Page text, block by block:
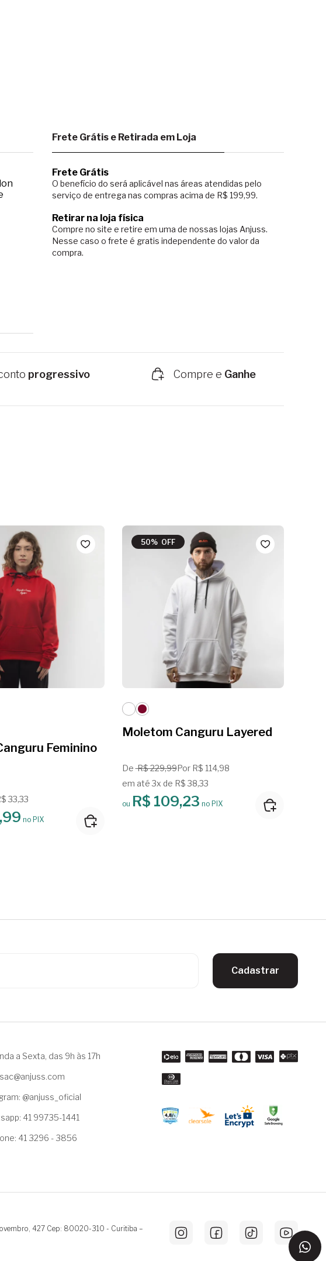
Frete Grátis e Retirada em Loja
Frete Grátis
O benefício do será aplicável nas áreas atendidas pelo
serviço de entrega nas compras acima de R$ 199,99.
Retirar na loja física
Compre no site e retire em uma de nossas lojas Anjuss.
Nesse caso o frete é gratis independente do valor da
compra.
progressivo Compre e Ganhe
Feminino
33,33
no PIX
50% OFF
Moletom Canguru Layered
DeR$ 229,99Por R$ 114,98
em até 3x de R$ 38,33
ou R$ 109,23 no PIX
Cadastrar
a Sexta, das 9h às 17h
@anjuss_oficial
41 99735-1441
41 3296 - 3856
427 Cep: 80020-310 - Curitiba –